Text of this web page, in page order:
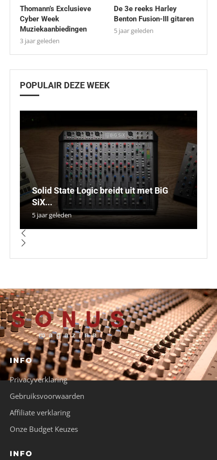
Thomann’s Exclusieve
Cyber Week
Muziekaanbiedingen
3 jaar geleden
De 3e reeks Harley
Benton Fusion-III gitaren
5 jaar geleden
POPULAIR DEZE WEEK
Solid State Logic breidt uit met BiG
SiX...
5 jaar geleden
INFO
Privacyverklaring
Gebruiksvoorwaarden
Affiliate verklaring
Onze Budget Keuzes
INFO